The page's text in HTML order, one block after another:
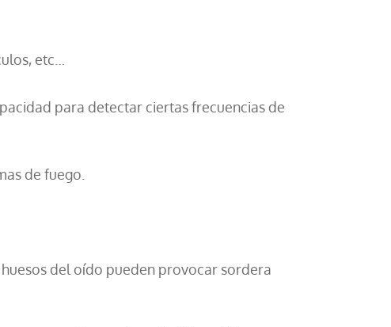
etc…
para detectar ciertas frecuencias de
de fuego.
del oído pueden provocar sordera